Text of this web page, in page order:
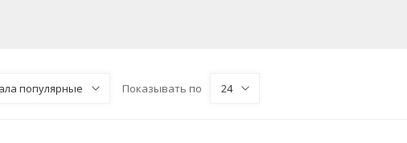
популярные Показывать по 24